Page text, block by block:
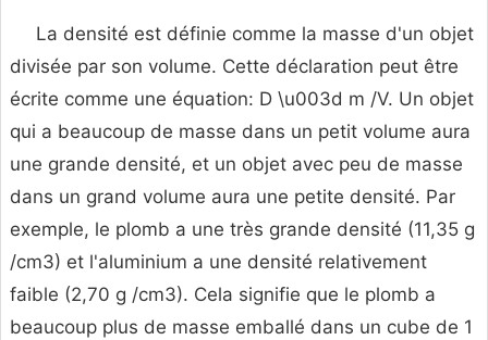
La densité est définie comme la masse d'un objet
divisée par son volume. Cette déclaration peut être
écrite comme une équation: D \u003d m /V. Un objet
qui a beaucoup de masse dans un petit volume aura
une grande densité, et un objet avec peu de masse
dans un grand volume aura une petite densité. Par
exemple, le plomb a une très grande densité (11,35 g
/cm3) et l'aluminium a une densité relativement
faible (2,70 g /cm3). Cela signifie que le plomb a
beaucoup plus de masse emballé dans un cube de 1